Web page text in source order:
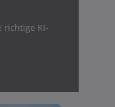
richtige KI-